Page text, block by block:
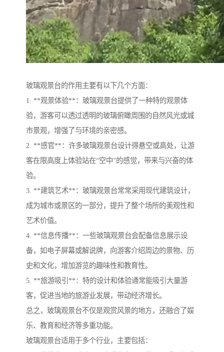
玻璃观景台的作用主要有以下几个方面：
1. **观景体验**：玻璃观景台提供了一种特的观景体
验，游客可以透过透明的玻璃俯瞰周围的自然风光或城
市景观，增强了与环境的亲密感。
2. **感官**：许多玻璃观景台设计得悬空或高处，让游
客在限高度上体验站在“空中”的感觉，带来与兴奋的体
验。
3. **建筑艺术**：玻璃观景台常常采用现代建筑设计，
成为城市或景区的一部分，提升了整个场所的美观性和
艺术价值。
4. **信息传播**：一些玻璃观景台会配备信息展示设
备，如电子屏幕或解说牌，向游客介绍周边的景物、历
史和文化，增加游览的趣味性和教育性。
5. **旅游吸引**：特的设计和体验通常能吸引大量游
客，促进当地的旅游业发展，带动经济增长。
总之，玻璃观景台不仅是观赏风景的地方，还融合了娱
乐、教育和经济等多重功能。
玻璃观景台适用于多个行业，主要包括：